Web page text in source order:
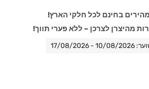
בחינם לכל חלקי הארץ!
מהיצרן לצרכן – ללא פערי תווך!
08/2026